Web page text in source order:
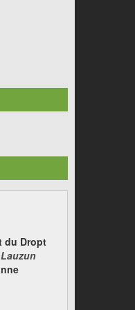
du Dropt